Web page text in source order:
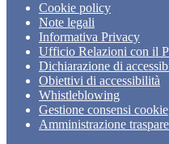
Cookie policy
Note legali
Informativa Privacy
Ufficio Relazioni con il
Dichiarazione di
Obiettivi di accessibilità
Whistleblowing
Gestione consensi cookie
Amministrazione